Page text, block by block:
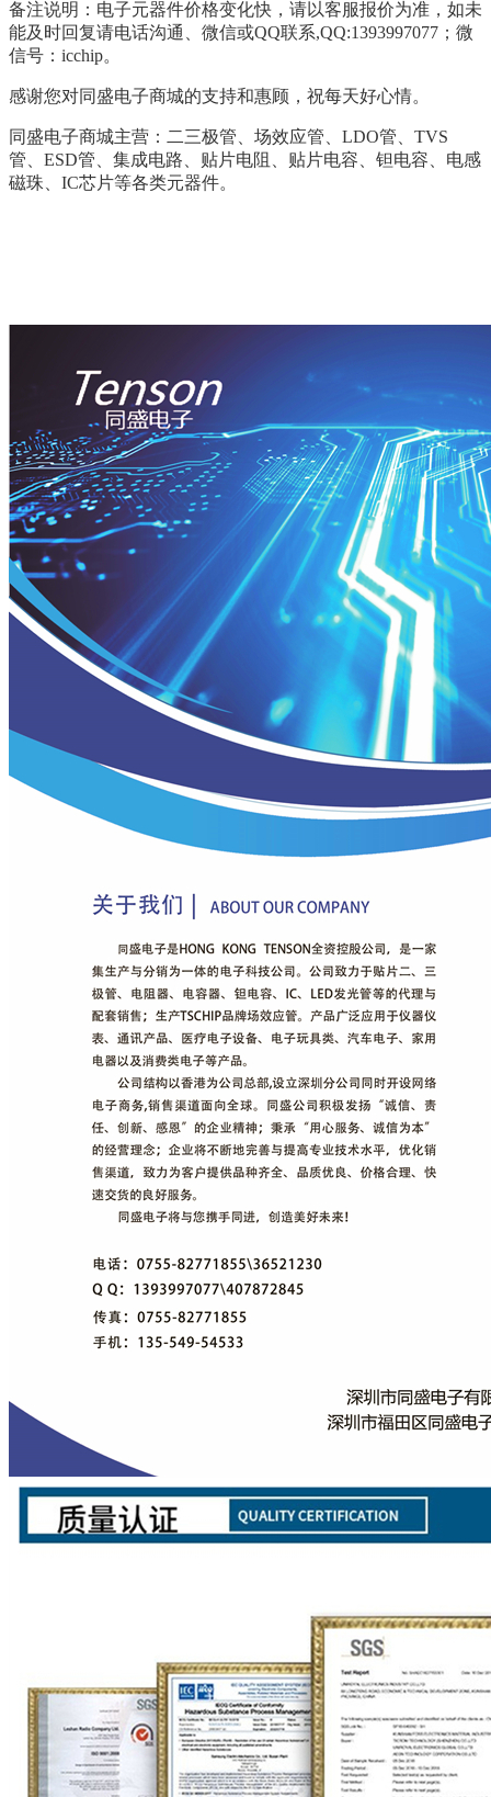
备注说明：电子元器件价格变化快，请以客服报价为准，如未
能及时回复请电话沟通、微信或QQ联系,QQ:1393997077；微
信号：icchip。
感谢您对同盛电子商城的支持和惠顾，祝每天好心情。
同盛电子商城主营：二三极管、场效应管、LDO管、TVS
管、ESD管、集成电路、贴片电阻、贴片电容、钽电容、电感
磁珠、IC芯片等各类元器件。